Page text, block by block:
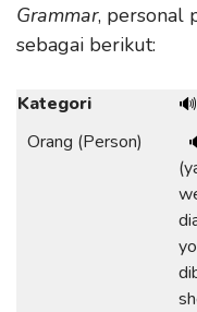
Grammar, personal
sebagai berikut:
Kategori 🔊
Orang (Person)